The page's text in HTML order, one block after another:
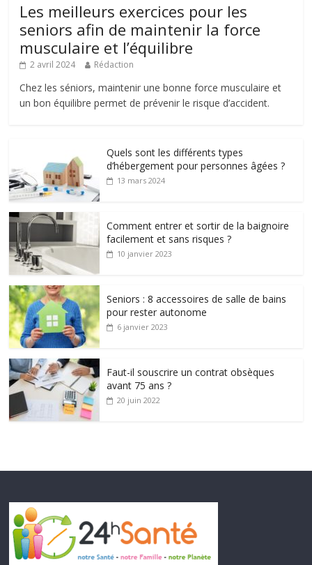
Les meilleurs exercices pour les
seniors afin de maintenir la force
musculaire et l’équilibre
2 avril 2024 Rédaction
Chez les séniors, maintenir une bonne force musculaire et
un bon équilibre permet de prévenir le risque d’accident.
Quels sont les différents types
d’hébergement pour personnes âgées ?
13 mars 2024
Comment entrer et sortir de la baignoire
facilement et sans risques ?
10 janvier 2023
Seniors : 8 accessoires de salle de bains
pour rester autonome
6 janvier 2023
Faut-il souscrire un contrat obsèques
avant 75 ans ?
20 juin 2022